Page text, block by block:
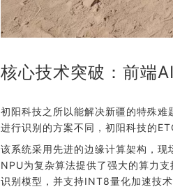
核心技术突破：前端
初阳科技之所以能解决新疆的特殊难
进行识别的方案不同，初阳科技的
该系统采用先进的边缘计算架构，现
NPU为复杂算法提供了强大的算力
识别模型，并支持INT8量化加速技术